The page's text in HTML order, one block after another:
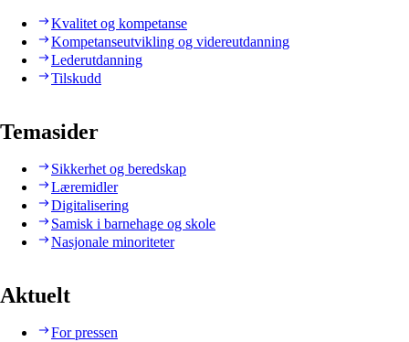
Kvalitet og kompetanse
Kompetanseutvikling og videreutdanning
Lederutdanning
Tilskudd
Temasider
Sikkerhet og beredskap
Læremidler
Digitalisering
Samisk i barnehage og skole
Nasjonale minoriteter
Aktuelt
For pressen